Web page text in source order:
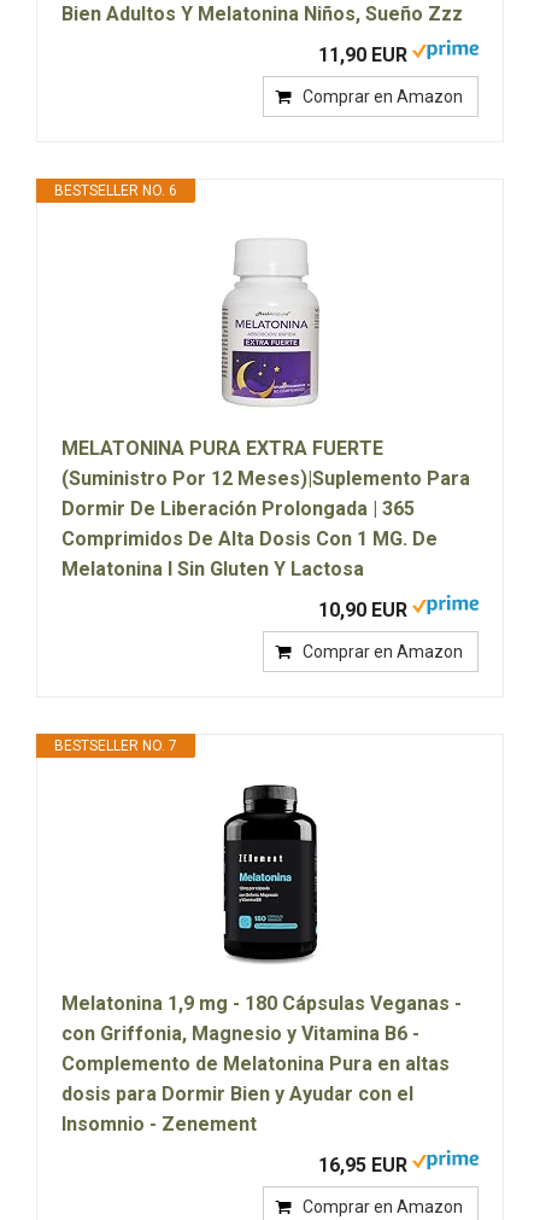
Bien Adultos Y Melatonina Niños, Sueño Zzz
11,90 EUR
Comprar en Amazon
BESTSELLER NO. 6
MELATONINA PURA EXTRA FUERTE
(Suministro Por 12 Meses)|Suplemento Para
Dormir De Liberación Prolongada | 365
Comprimidos De Alta Dosis Con 1 MG. De
Melatonina I Sin Gluten Y Lactosa
10,90 EUR
Comprar en Amazon
BESTSELLER NO. 7
Melatonina 1,9 mg - 180 Cápsulas Veganas -
con Griffonia, Magnesio y Vitamina B6 -
Complemento de Melatonina Pura en altas
dosis para Dormir Bien y Ayudar con el
Insomnio - Zenement
16,95 EUR
Comprar en Amazon